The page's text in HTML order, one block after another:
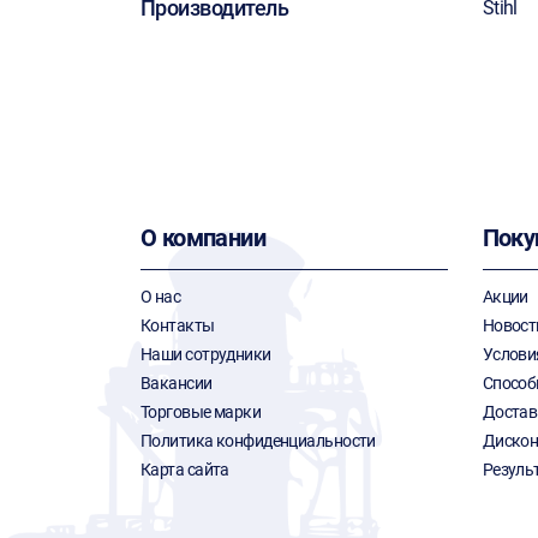
Производитель Stihl
О компании
О нас
Контакты
Наши сотрудники
Вакансии
Торговые марки
Политика конфиденциальности
Карта сайта
Акции